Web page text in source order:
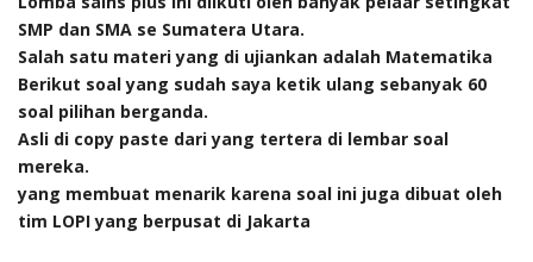
SMP dan SMA se Sumatera Utara.
Salah satu materi yang di ujiankan adalah Matematika
Berikut soal yang sudah saya ketik ulang sebanyak 60
soal pilihan berganda.
Asli di copy paste dari yang tertera di lembar soal
mereka.
yang membuat menarik karena soal ini juga dibuat oleh
tim LOPI yang berpusat di Jakarta